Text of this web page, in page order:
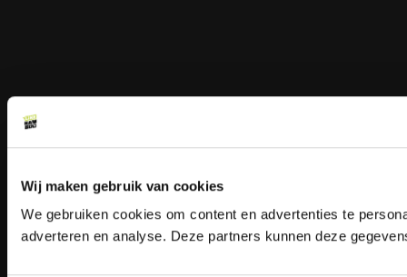
Wij maken gebruik van cookies
We gebruiken cookies om content en advertenties te
adverteren en analyse. Deze partners kunnen deze